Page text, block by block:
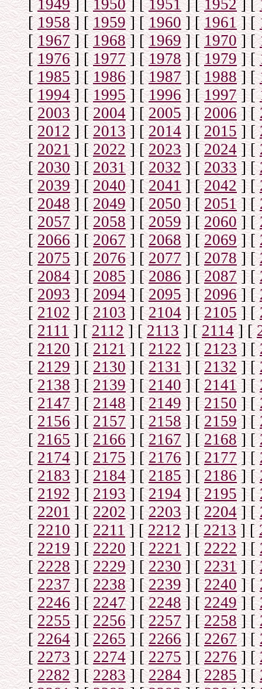
[1949] [1950] [1951 ] [1952] [
[1958] [1959] [1960] [1961] [
[1967] [1968] [1969] [1970] [
[1976] [1977] [1978] [1979] [
[1985] [1986] [1987] [1988] [
[1994] [1995] [1996] [1997] [
[2003] [2004] [2005] [2006] [
[2012] [2013] [2014] [2015] [
[2021] [2022] [2023] [2024] [
[2030] [2031] [2032] [2033] [
[ 2039] [2040] [2041] [2042] [
[2048] [2049] [2050] [2051] [
[2057] [2058] [2059 ] [2060] [
[2066] [2067] [2068] [2069] [
[2075] [2076] [2077] [2078] [
[2084] [2085] [2086] [2087] [
[2093] [2094] [2095] [2096] [
[2102] [2103] [2104 ] [2105] [
[2111] [2112] [2113] [2114] [
[2120] [2121] [2122] [2123] [
[2129] [2130] [2131] [2132] [
[2138] [2139] [2140] [2141] [
[2147] [2148] [2149] [2150] [
[2156] [2157] [2158] [2159] [
[2165] [2166] [2167] [2168] [
[2174] [2175] [2176] [2177] [
[2183] [2184] [2185] [2186] [
[2192] [2193] [2194] [2195] [
[2201] [2202] [2203] [2204] [
[2210] [2211] [2212] [2213] [
[2219] [2220] [2221] [2222] [
[2228] [2229] [2230] [2231] [
[2237] [2238] [2239] [2240] [
[2246] [2247] [2248] [2249] [
[2255] [2256] [2257] [2258] [
[2264] [2265] [2266] [2267] [
[2273] [2274] [2275] [2276] [
[2282] [2283] [2284] [2285] [